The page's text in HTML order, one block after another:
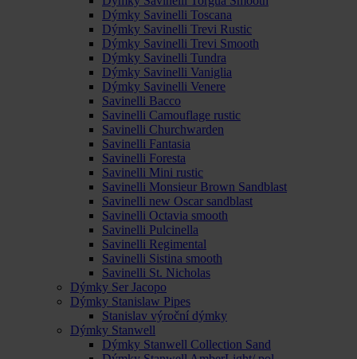
Dýmky Savinelli Toscana
Dýmky Savinelli Trevi Rustic
Dýmky Savinelli Trevi Smooth
Dýmky Savinelli Tundra
Dýmky Savinelli Vaniglia
Dýmky Savinelli Venere
Savinelli Bacco
Savinelli Camouflage rustic
Savinelli Churchwarden
Savinelli Fantasia
Savinelli Foresta
Savinelli Mini rustic
Savinelli Monsieur Brown Sandblast
Savinelli new Oscar sandblast
Savinelli Octavia smooth
Savinelli Pulcinella
Savinelli Regimental
Savinelli Sistina smooth
Savinelli St. Nicholas
Dýmky Ser Jacopo
Dýmky Stanislaw Pipes
Stanislav výroční dýmky
Dýmky Stanwell
Dýmky Stanwell Collection Sand